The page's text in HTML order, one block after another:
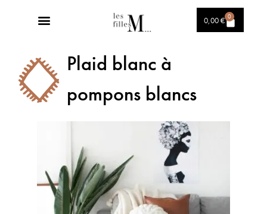
0,00€ 0
Plaid blanc à
pompons blancs